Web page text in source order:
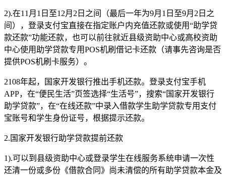
2).在11月1日至12月2日之间（最后一年为9月1日至9月2日之
间），登录支付宝直接在指定账户内充值还款或使用“助学贷
款还款”功能还款，也可以前往就近县级资助中心或高校资助
中心使用助学贷款专用POS机刷借记卡还款（请事先咨询是否
提供POS机刷卡服务）。
2108年起，国家开发银行推出手机还款。登录支付宝手机
APP，在“便民生活”页签选择“生活号”，搜索“国家开发银行
助学贷款”，在“在线还款”中录入借款学生助学贷款专用支付
宝账号和学生身份证号，根据提示还款。
2.国家开发银行助学贷款提前还款
1).可以到县级资助中心或登录学生在线服务系统申请一次性
还清一份或多份《借款合同》尚未清偿的所有助学贷款本金及